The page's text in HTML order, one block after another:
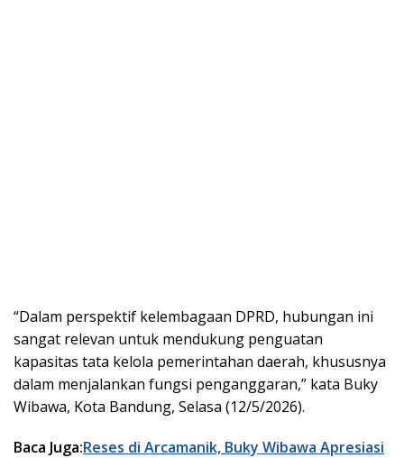
“Dalam perspektif kelembagaan DPRD, hubungan ini
sangat relevan untuk mendukung penguatan
kapasitas tata kelola pemerintahan daerah, khususnya
dalam menjalankan fungsi penganggaran,” kata Buky
Wibawa, Kota Bandung, Selasa (12/5/2026).
Baca Juga:Reses di Arcamanik, Buky Wibawa Apresiasi